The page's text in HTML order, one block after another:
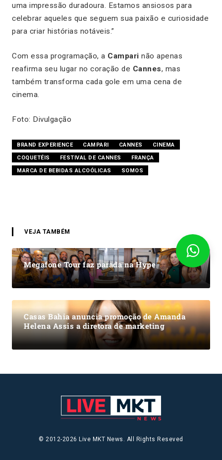
uma impressão duradoura. Estamos ansiosos para
celebrar aqueles que seguem sua paixão e curiosidade
para criar histórias notáveis.”
Com essa programação, a Campari não apenas
reafirma seu lugar no coração de Cannes, mas
também transforma cada gole em uma cena de
cinema.
Foto: Divulgação
BRAND EXPERIENCE CAMPARI CANNES
CINEMA
COQUETÉIS
FESTIVAL DE CANNES
FRANÇA
MARCA DE BEBIDAS ALCOÓLICAS
SOMOS
VEJA TAMBÉM
Megafone Tour faz parada na Hype
Casas Bahia anuncia promoção de Amanda
Helena Assis a diretora de marketing
© 2012-2026 Live MKT News. All Rights Reseved